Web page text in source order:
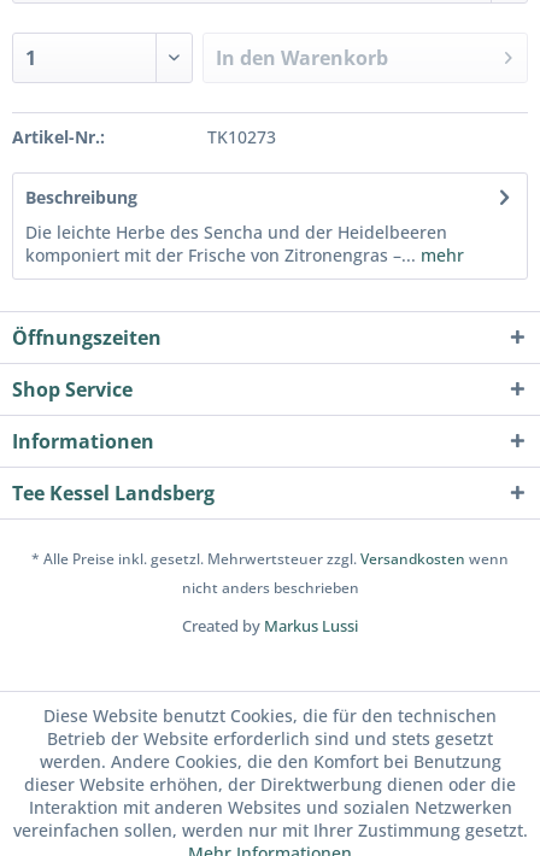
In den Warenkorb
Artikel-Nr.: TK10273
Beschreibung
Die leichte Herbe des Sencha und der Heidelbeeren
komponiert mit der Frische von Zitronengras –... mehr
Öffnungszeiten
Shop Service
Informationen
Tee Kessel Landsberg
* Alle Preise inkl. gesetzl. Mehrwertsteuer zzgl.Versandkosten wenn
nicht anders beschrieben
Created by Markus Lussi
Diese Website benutzt Cookies, die für den technischen
Betrieb der Website erforderlich sind und stets gesetzt
werden. Andere Cookies, die den Komfort bei Benutzung
dieser Website erhöhen, der Direktwerbung dienen oder die
Interaktion mit anderen Websites und sozialen Netzwerken
vereinfachen sollen, werden nur mit Ihrer Zustimmung gesetzt.